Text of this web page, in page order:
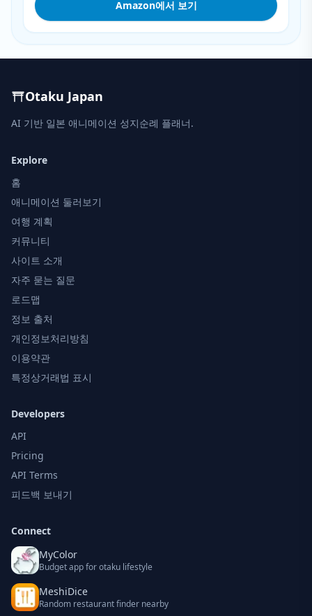
Amazon에서 보기
Otaku Japan
AI 기반 일본 애니메이션 성지순례 플래너.
Explore
홈
애니메이션 둘러보기
여행 계획
커뮤니티
사이트 소개
자주 묻는 질문
로드맵
정보 출처
개인정보처리방침
이용약관
특정상거래법 표시
Developers
API
Pricing
API Terms
피드백 보내기
Connect
MyColor
Budget app for otaku lifestyle
MeshiDice
Random restaurant finder nearby